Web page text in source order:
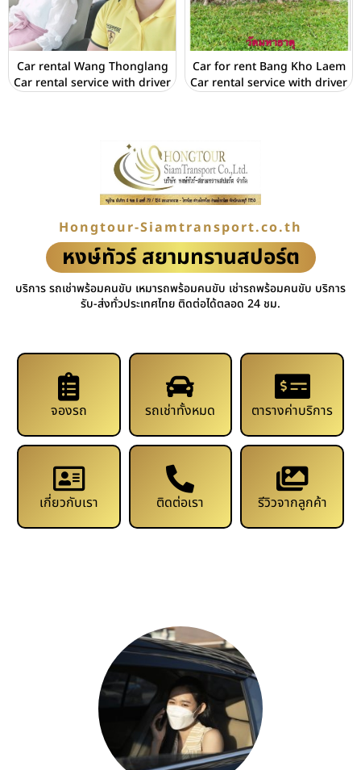
Car rental Wang Thonglang
Car rental service with driver
Car for rent Bang Kho Laem
Car rental service with driver
Hongtour-Siamtransport.co.th
หงษ์ทัวร์ สยามทรานสปอร์ต
บริการ รถเช่าพร้อมคนขับ เหมารถพร้อมคนขับ เช่ารถพร้อมคนขับ บริการ
รับ-ส่งทั่วประเทศไทย ติดต่อได้ตลอด 24 ชม.
จองรถ รถเช่าทั้งหมด ตารางค่าบริการ
เกี่ยวกับเรา ติดต่อเรา รีวิวจากลูกค้า